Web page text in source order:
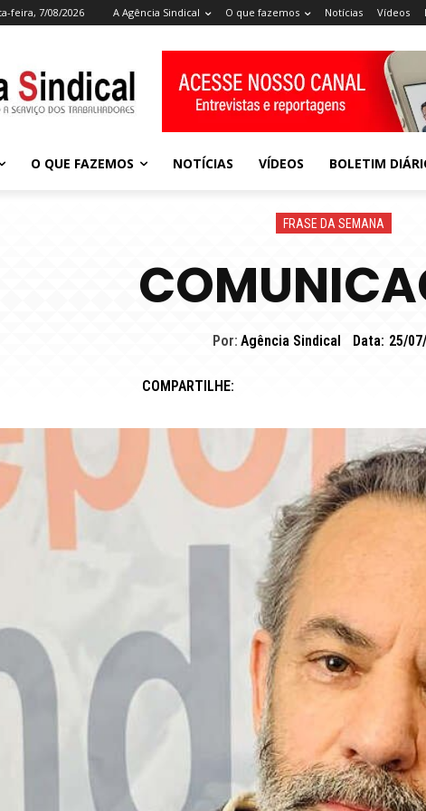
feira, 7/08/2026 A Agência Sindical O que fazemos Notícias Vídeos
O QUE FAZEMOS NOTÍCIAS VÍDEOS BOLETIM
FRASE DA SEMANA
Por: Agência Sindical Data: 25/
COMPARTILHE: